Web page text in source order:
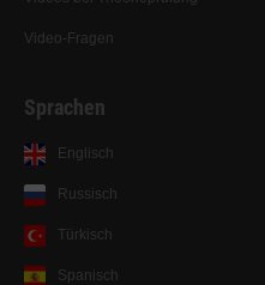
Video-Fragen
Sprachen
Englisch
Russisch
Türkisch
Spanisch